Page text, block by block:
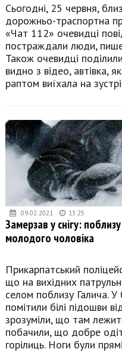
Сьогодні, 25 червня,
дорожньо-траспортна
«Чат 112» очевидці
постраждали люди,
Також очевидці
видно з відео, автівка,
раптом виїхала на
09.02.2021 13:25
Замерзав у снігу:
молодого чоловіка
Прикарпатський
що на вихідних
селом поблизу Галича. У
помітили білі підошви
зрозуміли, що там
побачили, що добре
горілиць. Ноги були